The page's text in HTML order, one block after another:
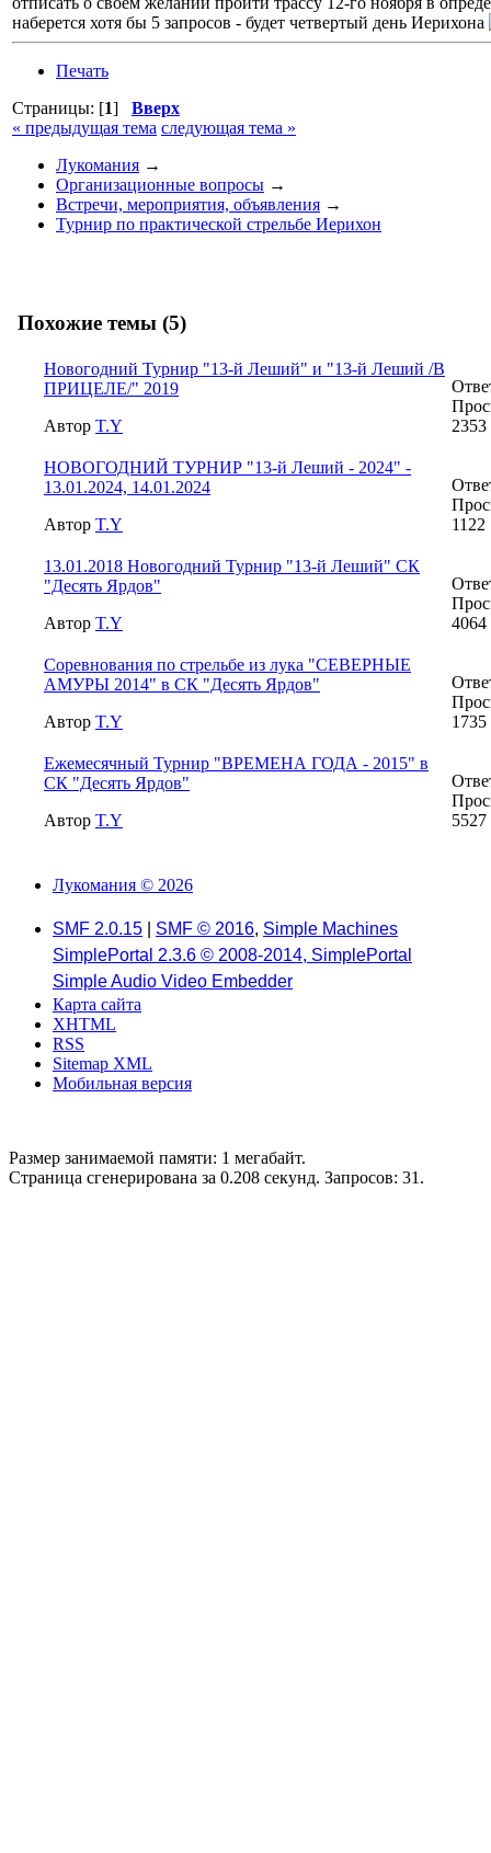
наберется хотя бы 5 запросов - будет четвертый день Иерихона
Печать
Страницы: [1] Вверх
« предыдущая тема следующая тема »
Лукомания →
Организационные вопросы →
Встречи, мероприятия, объявления →
Турнир по практической стрельбе Иерихон
Похожие темы (5)
Новогодний Турнир "13-й Леший" и "13-й Леший /В
ПРИЦЕЛЕ/" 2019
Автор T.Y
2353
НОВОГОДНИЙ ТУРНИР "13-й Леший - 2024" -
13.01.2024, 14.01.2024
Автор T.Y
1122
13.01.2018 Новогодний Турнир "13-й Леший" СК
"Десять Ярдов"
Автор T.Y
4064
Соревнования по стрельбе из лука "СЕВЕРНЫЕ
АМУРЫ 2014" в СК "Десять Ярдов"
Автор T.Y
1735
Ежемесячный Турнир "ВРЕМЕНА ГОДА - 2015" в
СК "Десять Ярдов"
Автор T.Y
5527
Лукомания © 2026
SMF 2.0.15 SMF © 2016, Simple Machines
SimplePortal 2.3.6 © 2008-2014, SimplePortal
Simple Audio Video Embedder
Карта сайта
XHTML
RSS
Sitemap XML
Мобильная версия
Размер занимаемой памяти: 1 мегабайт.
Страница сгенерирована за 0.208 секунд. Запросов: 31.